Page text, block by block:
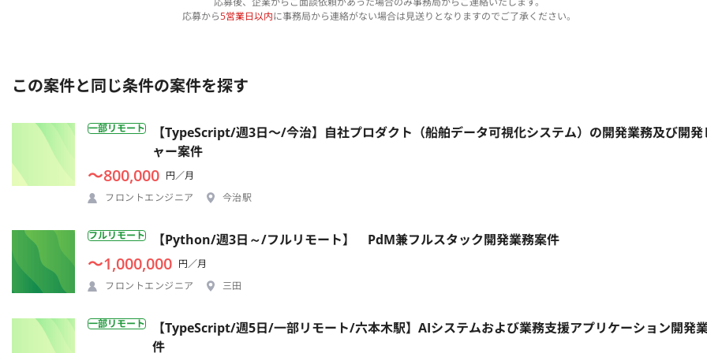
応募から5営業日以内に事務局から連絡がない場合は見送りとなりますのでご了承ください。
この案件と同じ条件の案件を探す
一部リモート
【TypeScript/週3日〜/今治】自社プロダクト（船舶データ可視化システム）の開発業務及び開発
ャー案件
〜800,000 円／月
フロントエンジニア
今治駅
フルリモート 【Python/週3日～/フルリモート】 PdM兼フルスタック開発業務案件
〜1,000,000 円／月
フロントエンジニア
三田
一部リモート
【TypeScript/週5日/一部リモート/六本木駅】AIシステムおよび業務支援アプリケーション開発
件